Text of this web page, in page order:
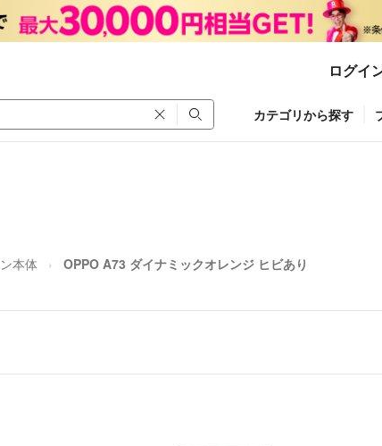
ログイ
カテゴリから探す
本体 OPPO A73 ダイナミックオレンジ ヒビあり